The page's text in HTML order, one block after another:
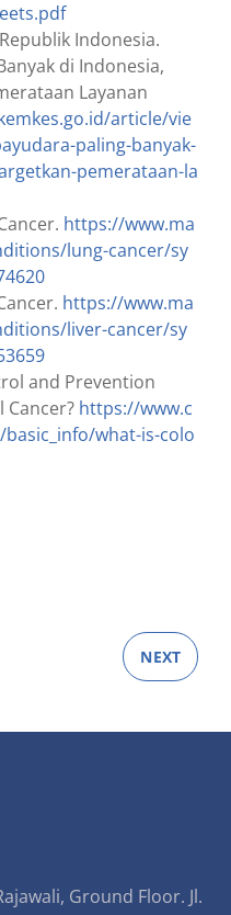
Indonesia.
di Indonesia,
Layanan
article/vie
paling-banyak-
pemerataan-la
https://www.ma
lung-cancer/sy
https://www.ma
liver-cancer/sy
and Prevention
Cancer? https://www.c
what-is-colo
NEXT
Ground Floor. Jl.